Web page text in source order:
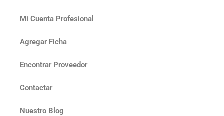
Mi Cuenta Profesional
Agregar Ficha
Encontrar Proveedor
Contactar
Nuestro Blog